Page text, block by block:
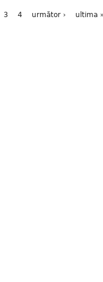
3 4 următor › ultima